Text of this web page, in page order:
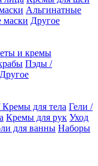
Альгинатные
Другое
и кремы
Пэды /
Другое
для тела Гели /
Кремы для рук Уход
для ванны Наборы